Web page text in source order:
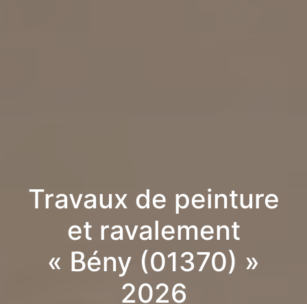
Travaux de peinture
et ravalement
« Bény (01370) »
2026